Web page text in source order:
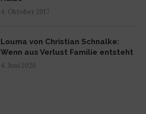
4. Oktober 2017
Louma von Christian Schnalke:
Wenn aus Verlust Familie entsteht
4. Juni 2026